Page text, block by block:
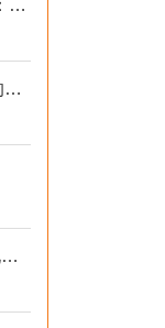
2026年步入式恒温恒湿箱采购避坑：冷源、工况与合规选型逻辑
恒温恒湿试验箱在加速老化测试中的作用
GB/T 2423电工电子产品环境试验现行标准下载